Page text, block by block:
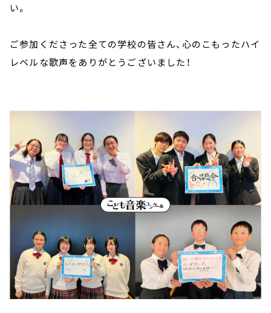
い。
ご参加くださった全ての学校の皆さん、心のこもったハイ
レベルな歌声をありがとうございました！